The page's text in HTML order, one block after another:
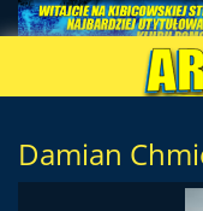
Damian